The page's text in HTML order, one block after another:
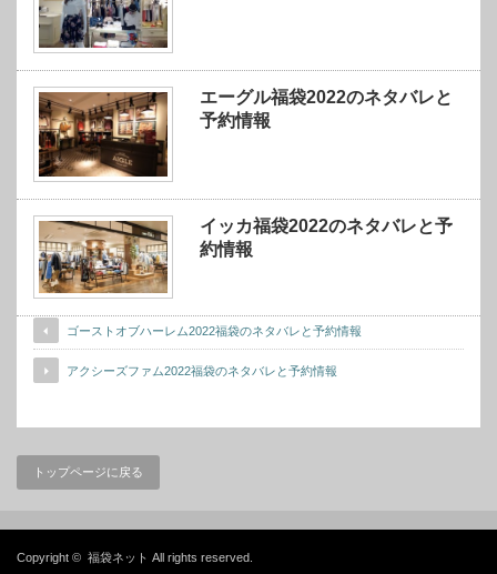
エーグル福袋2022のネタバレと
予約情報
イッカ福袋2022のネタバレと予
約情報
ゴーストオブハーレム2022福袋のネタバレと予約情報
アクシーズファム2022福袋のネタバレと予約情報
トップページに戻る
Copyright © 福袋ネット All rights reserved.